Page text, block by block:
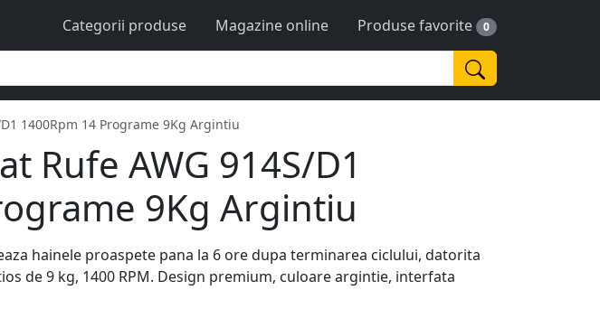
Categorii produse Magazine online Produse favorite 0
1400Rpm 14 Programe 9Kg Argintiu
Rufe AWG 914S/D1
9Kg Argintiu
hainele proaspete pana la 6 ore dupa terminarea ciclului, datorita
de 9 kg, 1400 RPM. Design premium, culoare argintie, interfata